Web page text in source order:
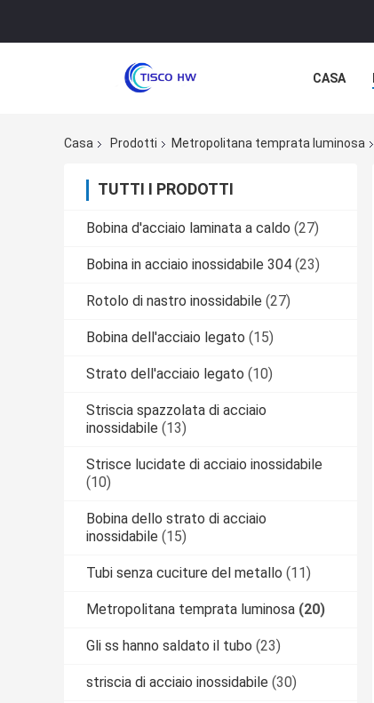
CASA
Casa Prodotti Metropolitana temprata luminosa
TUTTI I PRODOTTI
Bobina d'acciaio laminata a caldo (27)
Bobina in acciaio inossidabile 304 (23)
Rotolo di nastro inossidabile (27)
Bobina dell'acciaio legato (15)
Strato dell'acciaio legato (10)
Striscia spazzolata di acciaio
inossidabile (13)
Strisce lucidate di acciaio inossidabile
(10)
Bobina dello strato di acciaio
inossidabile (15)
Tubi senza cuciture del metallo (11)
Metropolitana temprata luminosa (20)
Gli ss hanno saldato il tubo (23)
striscia di acciaio inossidabile (30)